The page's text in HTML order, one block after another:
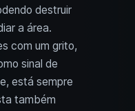
destruir
a área.
com um grito,
sinal de
está sempre
também